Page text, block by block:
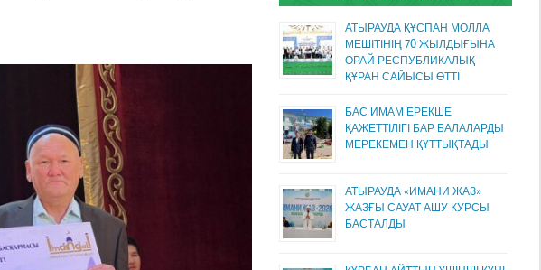
АТЫРАУДА ҚҰСПАН МОЛЛА
МЕШІТІНІҢ 70 ЖЫЛДЫҒЫНА
ОРАЙ РЕСПУБЛИКАЛЫҚ
ҚҰРАН САЙЫСЫ ӨТТІ
БАС ИМАМ ЕРЕКШЕ
ҚАЖЕТТІЛІГІ БАР БАЛАЛАРДЫ
МЕРЕКЕМЕН ҚҰТТЫҚТАДЫ
АТЫРАУДА «ИМАНИ ЖАЗ»
ЖАЗҒЫ САУАТ АШУ КУРСЫ
БАСТАЛДЫ